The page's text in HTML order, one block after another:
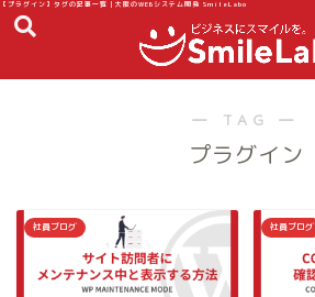
【プラグイン】タグの記事一覧｜大阪のWEBシステム開発 SmileLabo
― TAG ―
プラグイン
社員ブログ 社員ブログ